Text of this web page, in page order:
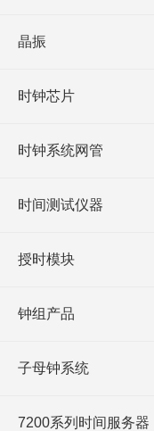
晶振
时钟芯片
时钟系统网管
时间测试仪器
授时模块
钟组产品
子母钟系统
7200系列时间服务器